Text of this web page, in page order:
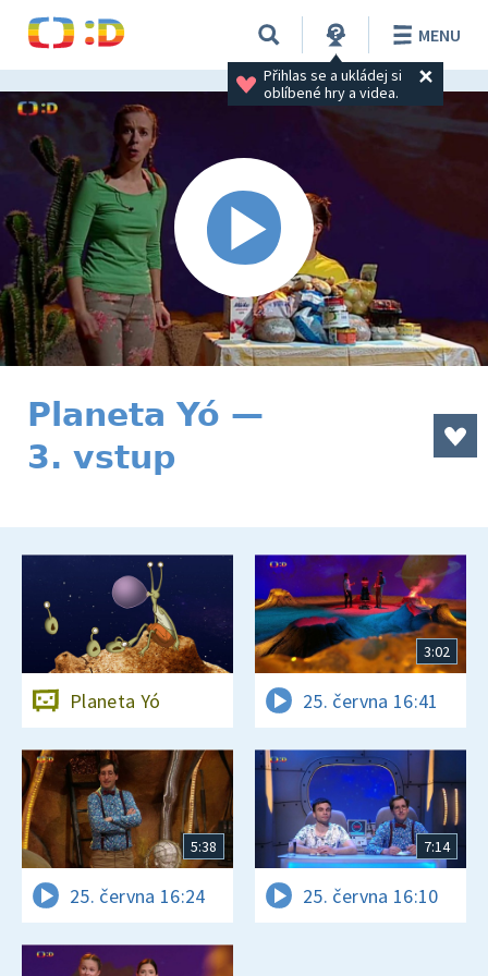
Přihlas se a ukládej si
oblíbené hry a videa.
MENU
Planeta Yó —
3. vstup
Planeta Yó
3:02
25. června 16:41
5:38
25. června 16:24
7:14
25. června 16:10